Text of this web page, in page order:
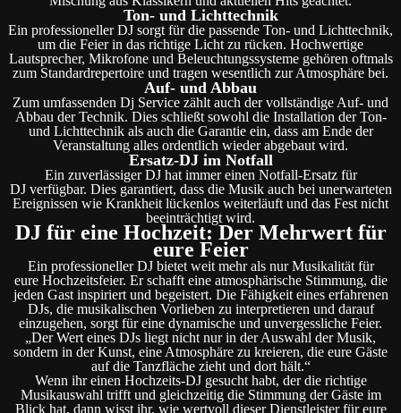
Ton- und Lichttechnik
Ein professioneller DJ sorgt für die passende Ton- und Lichttechnik,
um die Feier in das richtige Licht zu rücken. Hochwertige
Lautsprecher, Mikrofone und Beleuchtungssysteme gehören oftmals
zum Standardrepertoire und tragen wesentlich zur Atmosphäre bei.
Auf- und Abbau
Zum umfassenden Dj Service zählt auch der vollständige Auf- und
Abbau der Technik. Dies schließt sowohl die Installation der Ton-
und Lichttechnik als auch die Garantie ein, dass am Ende der
Veranstaltung alles ordentlich wieder abgebaut wird.
Ersatz-DJ im Notfall
Ein zuverlässiger DJ hat immer einen Notfall-Ersatz für
DJ verfügbar. Dies garantiert, dass die Musik auch bei unerwarteten
Ereignissen wie Krankheit lückenlos weiterläuft und das Fest nicht
beeinträchtigt wird.
DJ für eine Hochzeit: Der Mehrwert für
eure Feier
Ein professioneller DJ bietet weit mehr als nur Musikalität für
eure Hochzeitsfeier. Er schafft eine atmosphärische Stimmung, die
jeden Gast inspiriert und begeistert. Die Fähigkeit eines erfahrenen
DJs, die musikalischen Vorlieben zu interpretieren und darauf
einzugehen, sorgt für eine dynamische und unvergessliche Feier.
„Der Wert eines DJs liegt nicht nur in der Auswahl der Musik,
sondern in der Kunst, eine Atmosphäre zu kreieren, die eure Gäste
auf die Tanzfläche zieht und dort hält.“
Wenn ihr einen Hochzeits-DJ gesucht habt, der die richtige
Musikauswahl trifft und gleichzeitig die Stimmung der Gäste im
Blick hat, dann wisst ihr, wie wertvoll dieser Dienstleister für eure